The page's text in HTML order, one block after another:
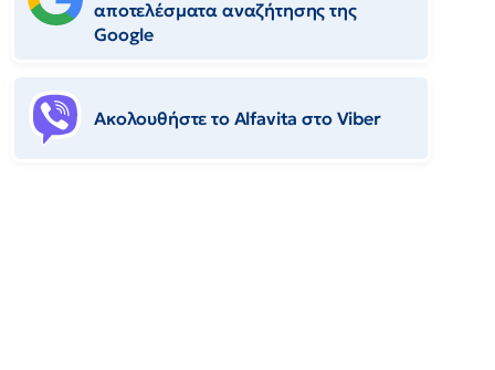
αποτελέσματα αναζήτησης της
Google
Ακολουθήστε το Αlfavita στο Viber